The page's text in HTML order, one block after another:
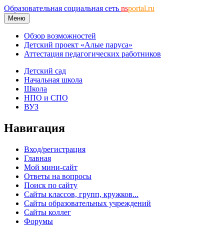
Образовательная социальная сеть nsportal.ru
Меню
Обзор возможностей
Детский проект «Алые паруса»
Аттестация педагогических работников
Детский сад
Начальная школа
Школа
НПО и СПО
ВУЗ
Навигация
Вход/регистрация
Главная
Мой мини-сайт
Ответы на вопросы
Поиск по сайту
Сайты классов, групп, кружков...
Сайты образовательных учреждений
Сайты коллег
Форумы